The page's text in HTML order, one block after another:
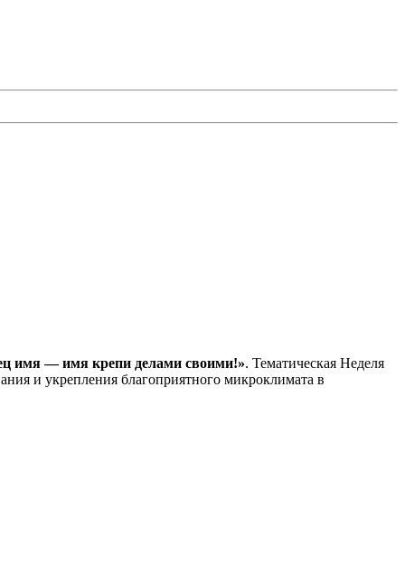
имя — имя крепи делами своими!». Тематическая Неделя
и укрепления благоприятного микроклимата в